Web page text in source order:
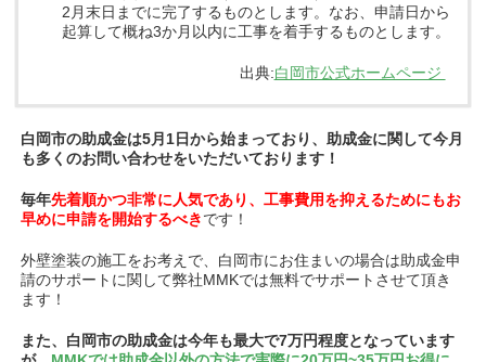
2月末日までに完了するものとします。なお、申請日から
起算して概ね3か月以内に工事を着手するものとします。
出典:白岡市公式ホームページ
白岡市の助成金は5月1日から始まっており、助成金に関して今月
も多くのお問い合わせをいただいております！
毎年先着順かつ非常に人気であり、工事費用を抑えるためにもお
早めに申請を開始するべきです！
外壁塗装の施工をお考えで、白岡市にお住まいの場合は助成金申
請のサポートに関して弊社MMKでは無料でサポートさせて頂き
ます！
また、白岡市の助成金は今年も最大で7万円程度となっています